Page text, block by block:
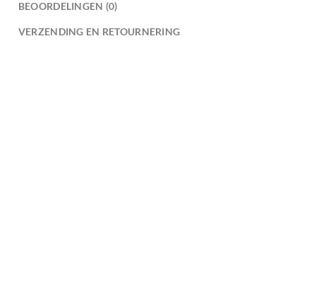
BEOORDELINGEN (0)
VERZENDING EN RETOURNERING